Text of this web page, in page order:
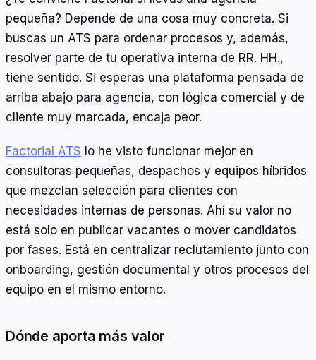
pequeña? Depende de una cosa muy concreta. Si
buscas un ATS para ordenar procesos y, además,
resolver parte de tu operativa interna de RR. HH.,
tiene sentido. Si esperas una plataforma pensada de
arriba abajo para agencia, con lógica comercial y de
cliente muy marcada, encaja peor.
Factorial ATS lo he visto funcionar mejor en
consultoras pequeñas, despachos y equipos híbridos
que mezclan selección para clientes con
necesidades internas de personas. Ahí su valor no
está solo en publicar vacantes o mover candidatos
por fases. Está en centralizar reclutamiento junto con
onboarding, gestión documental y otros procesos del
equipo en el mismo entorno.
Dónde aporta más valor